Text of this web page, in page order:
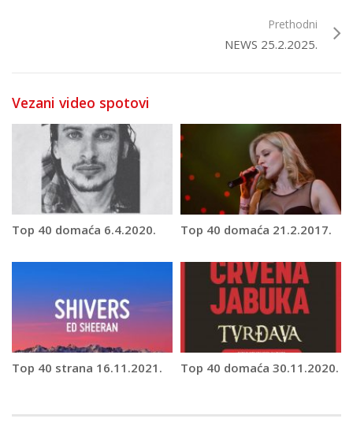
Prethodni
NEWS 25.2.2025.
Vezani video spotovi
Top 40 domaća 6.4.2020. Top 40 domaća 21.2.2017.
Top 40 strana 16.11.2021. Top 40 domaća 30.11.2020.